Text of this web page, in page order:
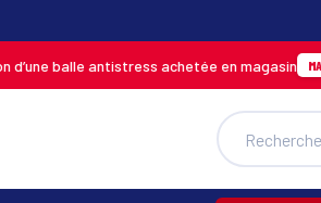
achetée en magasin MARTINIQUE